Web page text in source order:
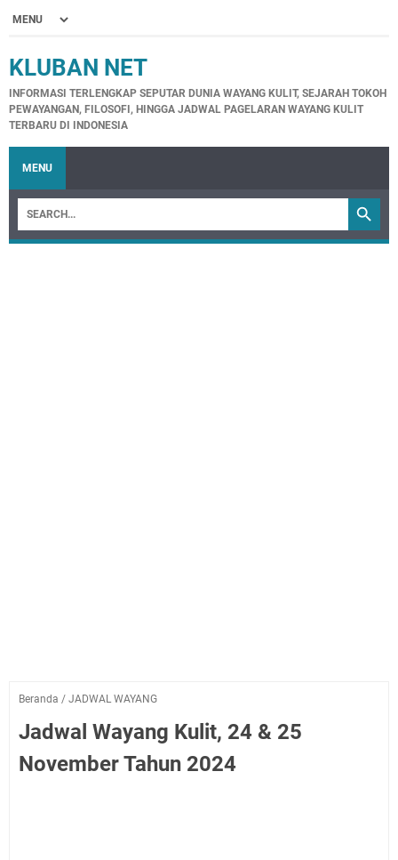
KLUBAN NET
INFORMASI TERLENGKAP SEPUTAR DUNIA WAYANG KULIT, SEJARAH TOKOH
PEWAYANGAN, FILOSOFI, HINGGA JADWAL PAGELARAN WAYANG KULIT
TERBARU DI INDONESIA
MENU
Beranda / JADWAL WAYANG
Jadwal Wayang Kulit, 24 & 25
November Tahun 2024